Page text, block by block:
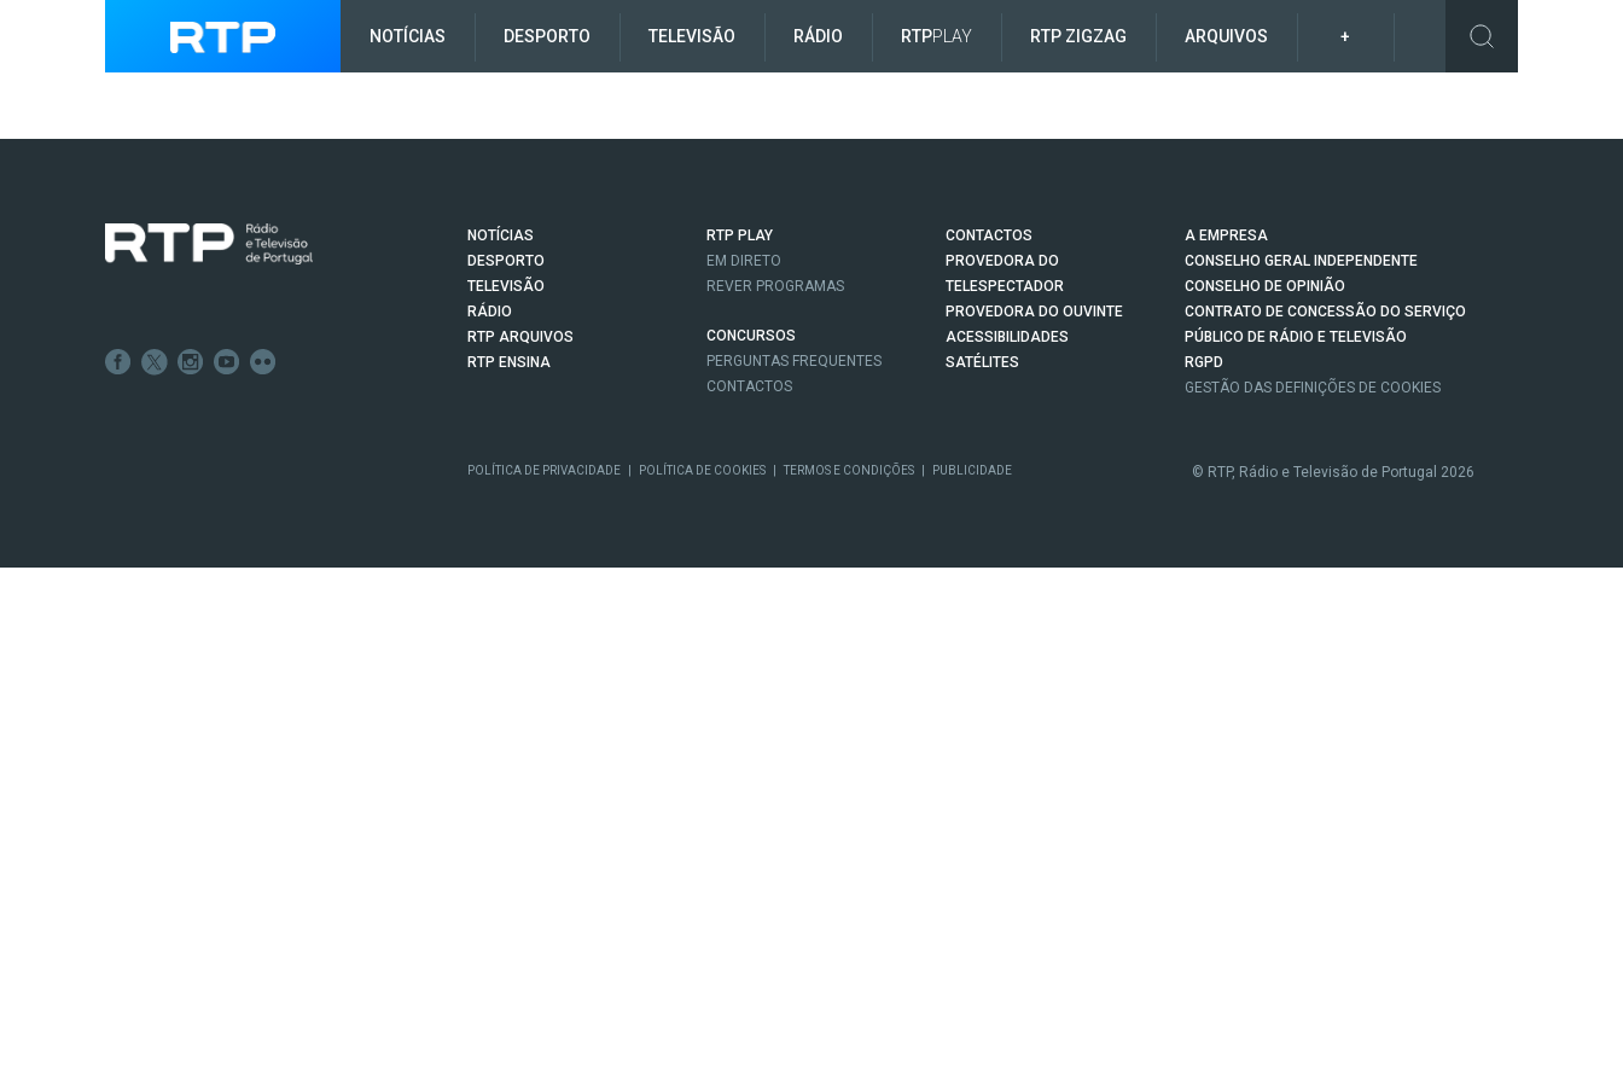
NOTÍCIAS DESPORTO TELEVISÃO RÁDIO RTPPLAY RTP ZIGZAG ARQUIVOS +
NOTÍCIAS
DESPORTO
TELEVISÃO
RÁDIO
RTP ARQUIVOS
RTP ENSINA
RTP PLAY
EM DIRETO
REVER PROGRAMAS
CONCURSOS
PERGUNTAS FREQUENTES
CONTACTOS
CONTACTOS
PROVEDORA DO
TELESPECTADOR
PROVEDORA DO OUVINTE
ACESSIBILIDADES
SATÉLITES
A EMPRESA
CONSELHO GERAL INDEPENDENTE
CONSELHO DE OPINIÃO
CONTRATO DE CONCESSÃO DO SERVIÇO
PÚBLICO DE RÁDIO E TELEVISÃO
RGPD
GESTÃO DAS DEFINIÇÕES DE COOKIES
POLÍTICA DE PRIVACIDADE POLÍTICA DE COOKIES TERMOS E CONDIÇÕES PUBLICIDADE © RTP, Rádio e Televisão de Portugal 2026